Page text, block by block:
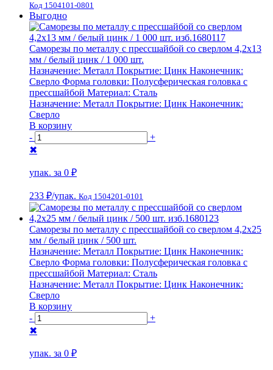
Код 1504101-0801
Выгодно
Саморезы по металлу с прессшайбой со сверлом 4,2х13
мм / белый цинк / 1 000 шт.
Назначение: Металл Покрытие: Цинк Наконечник:
Сверло Форма головки: Полусферическая головка с
прессшайбой Материал: Сталь
Назначение: Металл Покрытие: Цинк Наконечник:
Сверло
В корзину
-
+
✖
упак. за 0 ₽
233 ₽/упак. Код 1504201-0101
Саморезы по металлу с прессшайбой со сверлом 4,2х25
мм / белый цинк / 500 шт.
Назначение: Металл Покрытие: Цинк Наконечник:
Сверло Форма головки: Полусферическая головка с
прессшайбой Материал: Сталь
Назначение: Металл Покрытие: Цинк Наконечник:
Сверло
В корзину
-
+
✖
упак. за 0 ₽